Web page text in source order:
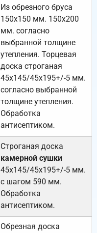
Из обрезного бруса
150х150 мм. 150х200
мм. согласно
выбранной толщине
утепления. Торцевая
доска строганая
45х145/45х195+/-5 мм.
согласно выбранной
толщине утепления.
Обработка
антисептиком.
Строганая доска
камерной сушки
45х145/45х195+/-5 мм.
с шагом 590 мм.
Обработка
антисептиком.
Обрезная доска